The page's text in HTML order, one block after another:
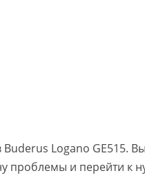
Logano GE515.
проблемы и перейти к